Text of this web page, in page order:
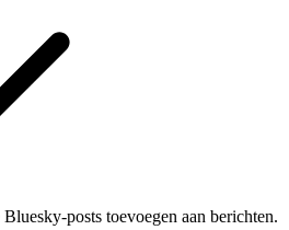
posts toevoegen aan berichten.